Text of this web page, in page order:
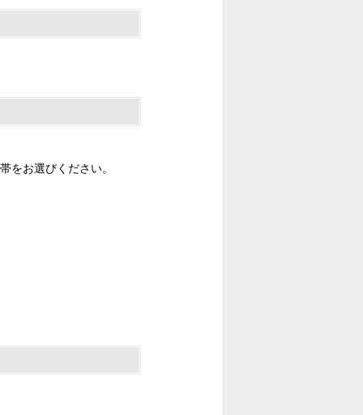
をお選びください。